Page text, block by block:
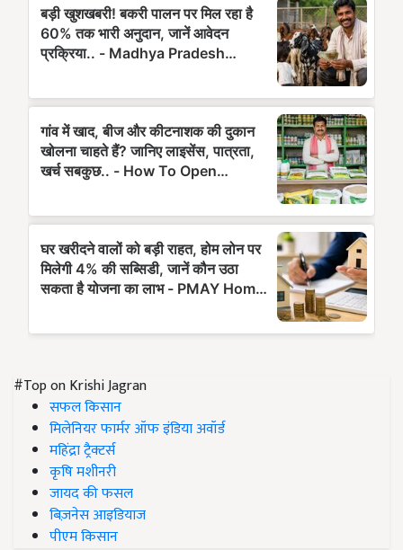
#Top on Krishi Jagran
सफल किसान
मिलेनियर फार्मर ऑफ इंडिया अवॉर्ड
महिंद्रा ट्रैक्टर्स
कृषि मशीनरी
जायद की फसल
बिज़नेस आइडियाज
पीएम किसान